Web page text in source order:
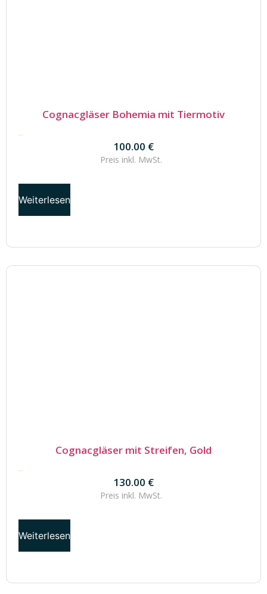
Cognacgläser Bohemia mit Tiermotiv
100.00 €
100.00 €
Preis inkl. MwSt.
Weiterlesen
Cognacgläser mit Streifen, Gold
130.00 €
130.00 €
Preis inkl. MwSt.
Weiterlesen